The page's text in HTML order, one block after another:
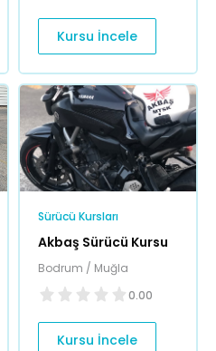
Kursu İncele
Sürücü Kursları
Akbaş Sürücü Kursu
Bodrum / Muğla
0.00
Kursu İncele